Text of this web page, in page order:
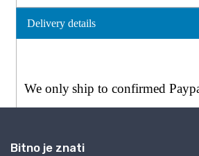
Bitno je znati